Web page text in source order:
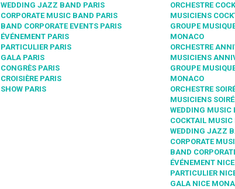
WEDDING JAZZ BAND PARIS
CORPORATE MUSIC BAND PARIS
BAND CORPORATE EVENTS PARIS
ÉVÉNEMENT PARIS
PARTICULIER PARIS
GALA PARIS
CONGRÈS PARIS
CROISIÈRE PARIS
SHOW PARIS
ORCHESTRE
MUSICIENS
GROUPE
MONACO
ORCHESTRE
MUSICIENS
GROUPE
MONACO
ORCHESTRE
MUSICIENS
WEDDING MUSIC
COCKTAIL
WEDDING JAZZ
CORPORATE
BAND
ÉVÉNEMENT
PARTICULIER
GALA NICE